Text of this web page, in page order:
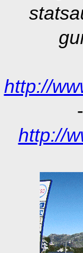
http://
http://